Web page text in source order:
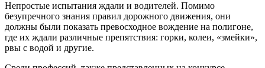
Непростые испытания ждали и водителей. Помимо
безупречного знания правил дорожного движения, они
должны были показать превосходное вождение на полигоне,
где их ждали различные препятствия: горки, колеи, «змейки»,
рвы с водой и другие.